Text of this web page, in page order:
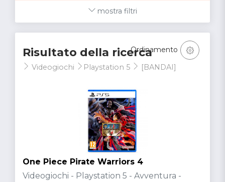
mostra filtri
Risultato della ricerca
Videogiochi Playstation 5 [BANDAI]
Ordinamento
One Piece Pirate Warriors 4
Videogiochi - Playstation 5 - Avventura -